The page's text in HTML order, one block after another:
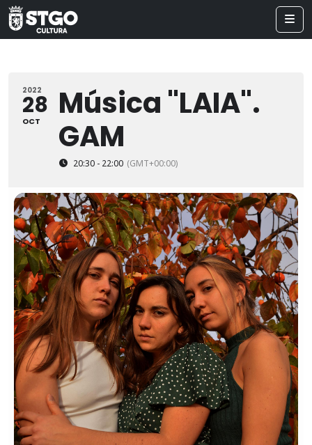
2022
28
OCT
Música "LAIA".
GAM
20:30 - 22:00 (GMT+00:00)